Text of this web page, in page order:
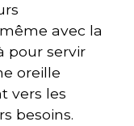
avec la
pour servir
oreille
vers les
besoins.